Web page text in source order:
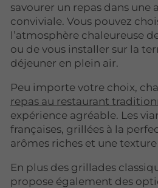
savourer un repas dans une
conviviale. Vous pouvez
l’atmosphère chaleureuse
ou de vous installer sur la
déjeuner en plein air.
Peu importe votre choix,
repas au restaurant
expérience agréable. Les
françaises, grillées à la
arômes riches et une
En plus des grillades
propose également des